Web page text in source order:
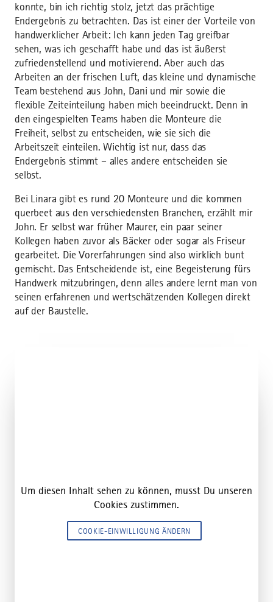
konnte, bin ich richtig stolz, jetzt das prächtige
Endergebnis zu betrachten. Das ist einer der Vorteile von
handwerklicher Arbeit: Ich kann jeden Tag greifbar
sehen, was ich geschafft habe und das ist äußerst
zufriedenstellend und motivierend. Aber auch das
Arbeiten an der frischen Luft, das kleine und dynamische
Team bestehend aus John, Dani und mir sowie die
flexible Zeiteinteilung haben mich beeindruckt. Denn in
den eingespielten Teams haben die Monteure die
Freiheit, selbst zu entscheiden, wie sie sich die
Arbeitszeit einteilen. Wichtig ist nur, dass das
Endergebnis stimmt – alles andere entscheiden sie
selbst.
Bei Linara gibt es rund 20 Monteure und die kommen
querbeet aus den verschiedensten Branchen, erzählt mir
John. Er selbst war früher Maurer, ein paar seiner
Kollegen haben zuvor als Bäcker oder sogar als Friseur
gearbeitet. Die Vorerfahrungen sind also wirklich bunt
gemischt. Das Entscheidende ist, eine Begeisterung fürs
Handwerk mitzubringen, denn alles andere lernt man von
seinen erfahrenen und wertschätzenden Kollegen direkt
auf der Baustelle.
Um diesen Inhalt sehen zu können, musst Du unseren
Cookies zustimmen.
COOKIE-EINWILLIGUNG ÄNDERN